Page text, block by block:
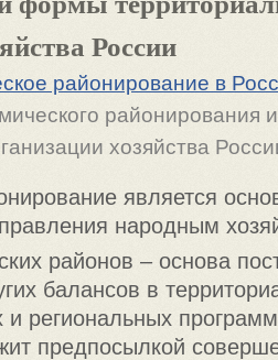
России
районирование в
районирования
хозяйства
является
народным
районов – основа
балансов в
и региональных
предпосылкой